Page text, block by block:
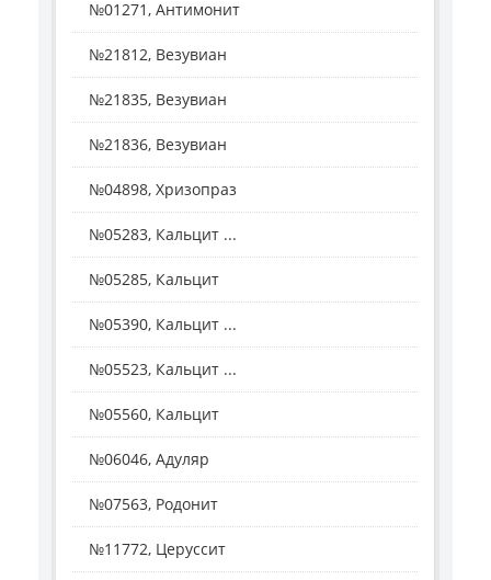
№01271, Антимонит
№21812, Везувиан
№21835, Везувиан
№21836, Везувиан
№04898, Хризопраз
№05283, Кальцит ...
№05285, Кальцит
№05390, Кальцит ...
№05523, Кальцит ...
№05560, Кальцит
№06046, Адуляр
№07563, Родонит
№11772, Церуссит